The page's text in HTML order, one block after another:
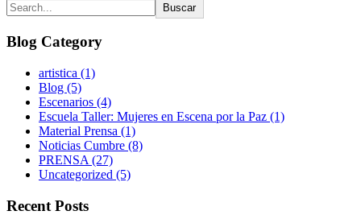
Buscar
Blog Category
artistica (1)
Blog (5)
Escenarios (4)
Escuela Taller: Mujeres en Escena por la Paz (1)
Material Prensa (1)
Noticias Cumbre (8)
PRENSA (27)
Uncategorized (5)
Recent Posts